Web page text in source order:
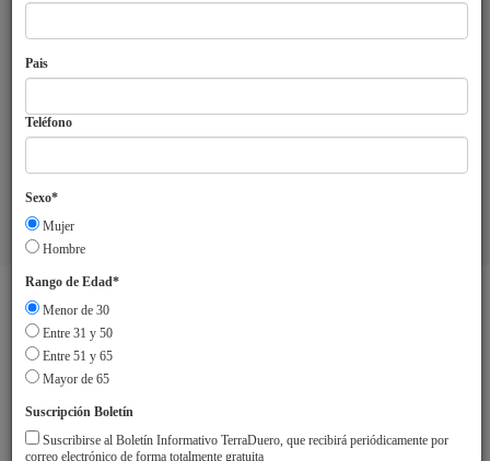
Pais
Teléfono
Sexo*
Mujer
Hombre
Rango de Edad*
Menor de 30
Entre 31 y 50
Entre 51 y 65
Mayor de 65
Suscripción Boletín
Suscribirse al Boletín Informativo TerraDuero, que recibirá periódicamente por
correo electrónico de forma totalmente gratuita
Aviso Legal